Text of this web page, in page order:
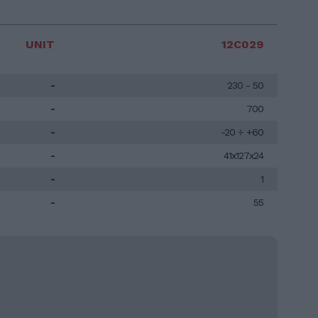
UNIT
-
-
-
-
-
-
12C029
230 - 50
700
-20 ÷ +60
41x127x24
1
55